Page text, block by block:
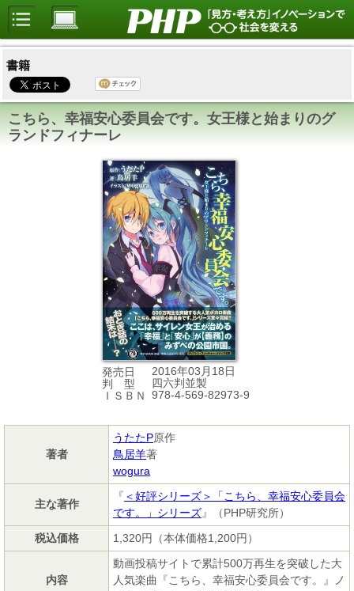
書籍
こちら、幸福安心委員会です。女王様と始まりのグ
ランドフィナーレ
発売日
2016年03月18日
判 型
四六判並製
ＩＳＢＮ
978-4-569-82973-9
著者
うたたP原作
鳥居羊著
wogura
主な著作
『 ＜好評シリーズ＞「こちら、幸福安心委員会
です。」シリーズ』（PHP研究所）
税込価格
1,320円（本体価格1,200円）
内容
動画投稿サイトで累計500万再生を突破した大
人気楽曲『こちら、幸福安心委員会です。』ノ